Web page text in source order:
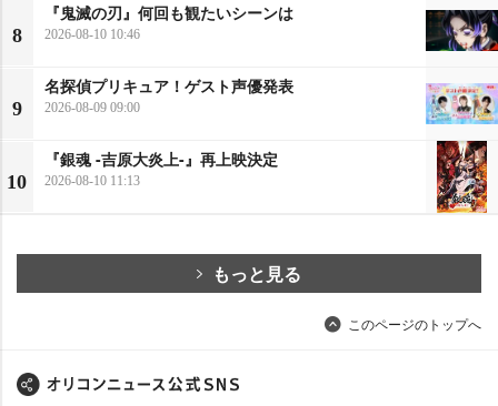
8
『鬼滅の刃』何回も観たいシーンは
2026-08-10 10:46
9
名探偵プリキュア！ゲスト声優発表
2026-08-09 09:00
10
『銀魂 -吉原大炎上-』再上映決定
2026-08-10 11:13
もっと見る
このページのトップへ